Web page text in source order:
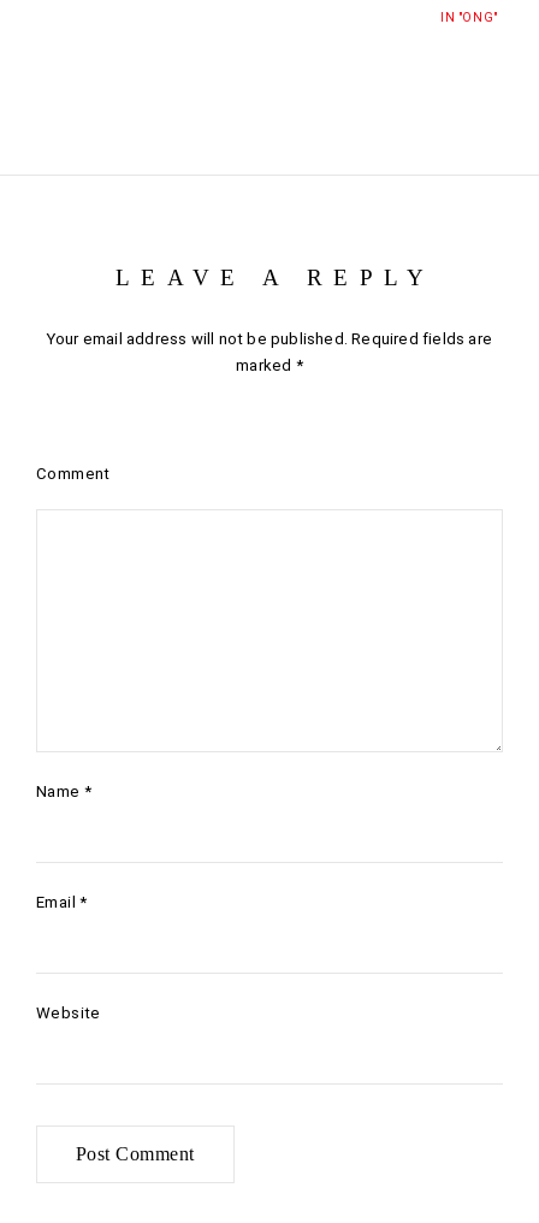
IN "ONG"
LEAVE A REPLY
Your email address will not be published. Required fields are
marked *
Comment
Name *
Email*
Website